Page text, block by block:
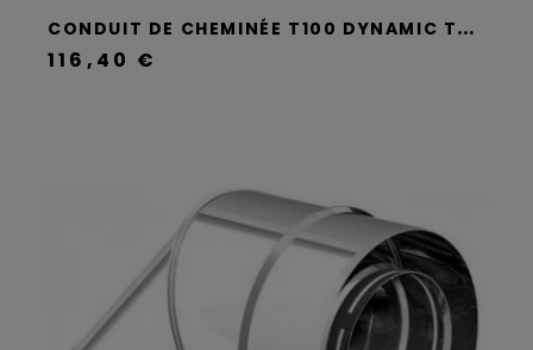
C
ONDUIT DE CHEMINÉE T100 DYNAMIC TWO - APROS
116,40 €